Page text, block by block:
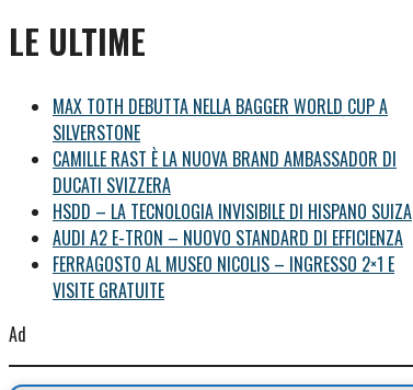
LE ULTIME
MAX TOTH DEBUTTA NELLA BAGGER WORLD CUP A
SILVERSTONE
CAMILLE RAST È LA NUOVA BRAND AMBASSADOR DI
DUCATI SVIZZERA
HSDD – LA TECNOLOGIA INVISIBILE DI HISPANO SUIZA
AUDI A2 E-TRON – NUOVO STANDARD DI EFFICIENZA
FERRAGOSTO AL MUSEO NICOLIS – INGRESSO 2×1 E
VISITE GRATUITE
Ad